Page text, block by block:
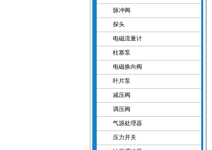
脉冲阀
探头
电磁流量计
柱塞泵
电磁换向阀
叶片泵
减压阀
调压阀
气源处理器
压力开关